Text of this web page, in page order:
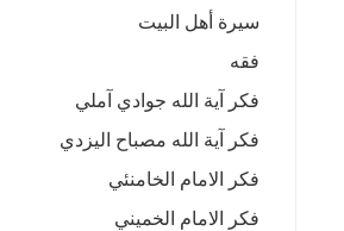
سيرة أهل البيت
فقه
فكر آية الله جوادي آملي
فكر آية الله مصباح اليزدي
فكر الامام الخامنئي
فكر الامام الخميني